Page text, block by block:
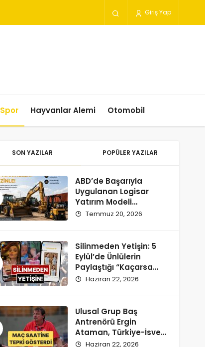
Giriş Yap
Spor Hayvanlar Alemi Otomobil
SON YAZILAR POPÜLER YAZILAR
ABD’de Başarıyla
Uygulanan Logisar
Yatırım Modeli
Türkiye’ye Geliyor
Temmuz 20, 2026
Silinmeden Yetişin: 5
Eylül’de Ünlülerin
Paylaştığı “Kaçarsa
Yazık Olur” Temalı
Haziran 22, 2026
Ulusal Grup Baş
Antrenörü Ergin
Ataman, Türkiye-İsveç
Maçı Saatine
Haziran 22, 2026